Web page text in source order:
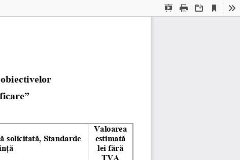
Presentation
Print Download
Current
View
solicitată, Standarde
Valoarea
estimată
lei fără
TVA